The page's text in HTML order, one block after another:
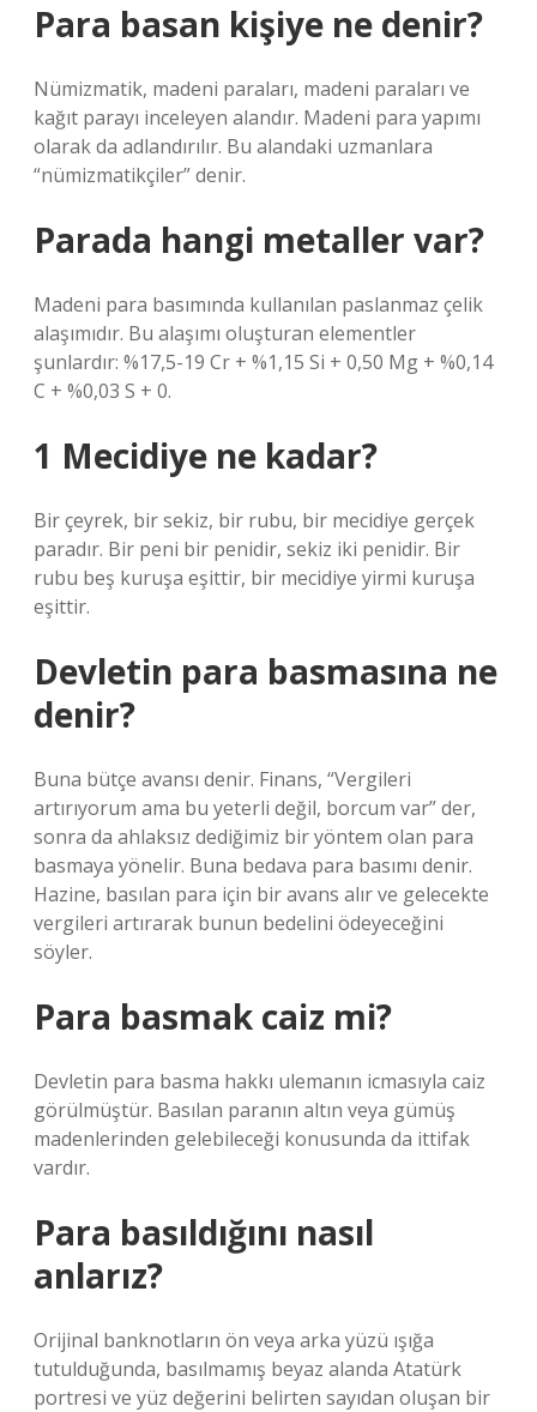
Para basan kişiye ne denir?
Nümizmatik, madeni paraları, madeni paraları ve
kağıt parayı inceleyen alandır. Madeni para yapımı
olarak da adlandırılır. Bu alandaki uzmanlara
“nümizmatikçiler” denir.
Parada hangi metaller var?
Madeni para basımında kullanılan paslanmaz çelik
alaşımıdır. Bu alaşımı oluşturan elementler
şunlardır: %17,5-19 Cr + %1,15 Si + 0,50 Mg + %0,14
C + %0,03 S + 0.
1 Mecidiye ne kadar?
Bir çeyrek, bir sekiz, bir rubu, bir mecidiye gerçek
paradır. Bir peni bir penidir, sekiz iki penidir. Bir
rubu beş kuruşa eşittir, bir mecidiye yirmi kuruşa
eşittir.
Devletin para basmasına ne
denir?
Buna bütçe avansı denir. Finans, “Vergileri
artırıyorum ama bu yeterli değil, borcum var” der,
sonra da ahlaksız dediğimiz bir yöntem olan para
basmaya yönelir. Buna bedava para basımı denir.
Hazine, basılan para için bir avans alır ve gelecekte
vergileri artırarak bunun bedelini ödeyeceğini
söyler.
Para basmak caiz mi?
Devletin para basma hakkı ulemanın icmasıyla caiz
görülmüştür. Basılan paranın altın veya gümüş
madenlerinden gelebileceği konusunda da ittifak
vardır.
Para basıldığını nasıl
anlarız?
Orijinal banknotların ön veya arka yüzü ışığa
tutulduğunda, basılmamış beyaz alanda Atatürk
portresi ve yüz değerini belirten sayıdan oluşan bir